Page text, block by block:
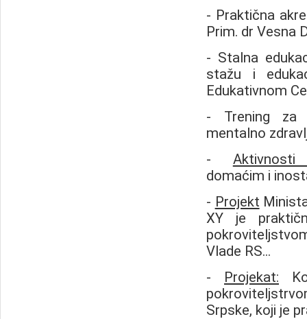
- Praktična
Prim. dr Vesna
- Stalna
stažu i
Edukativnom
- Trening za
mentalno
- Aktivnosti
domaćim i
- Projekt
XY je
Vlade RS...
- Projekat:
Srpske, koji je